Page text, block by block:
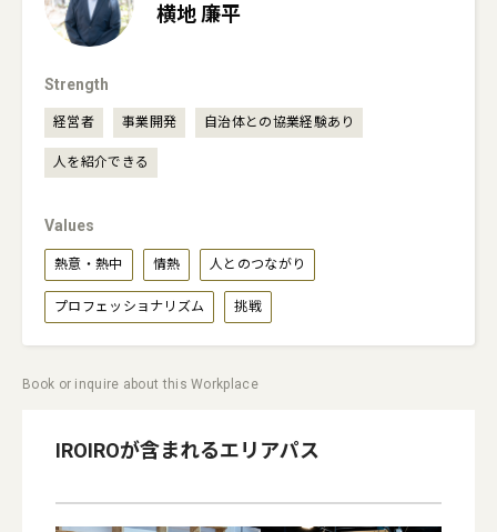
横地 廉平
Strength
経営者 事業開発 自治体との協業経験あり
人を紹介できる
Values
熱意・熱中 情熱 人とのつながり
プロフェッショナリズム 挑戦
Book or inquire about this Workplace
IROIROが含まれるエリアパス